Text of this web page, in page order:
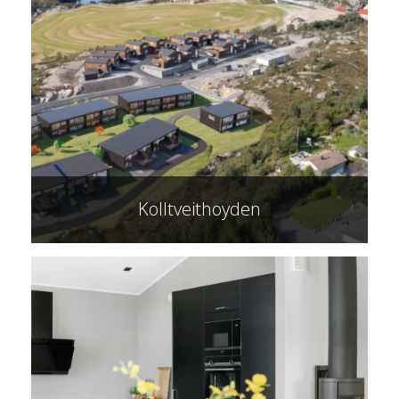
Kolltveithoyden
Kolltveithoyden